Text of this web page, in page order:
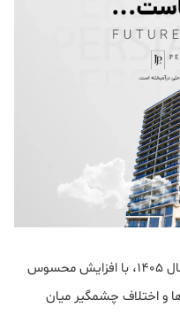
در سال ۱۴۰۵، با افزایش محسوس
و اختلاف چشمگیر میان